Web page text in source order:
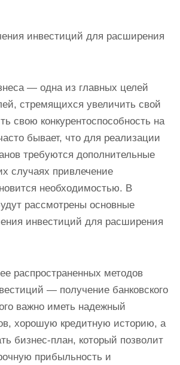
инвестиций для расширения
— одна из главных целей
стремящихся увеличить свой
свою конкурентоспособность на
бывает, что для реализации
требуются дополнительные
случаях привлечение
необходимостью. В
рассмотрены основные
инвестиций для расширения
распространенных методов
— получение банковского
важно иметь надежный
хорошую кредитную историю, а
бизнес-план, который позволит
прибыльность и